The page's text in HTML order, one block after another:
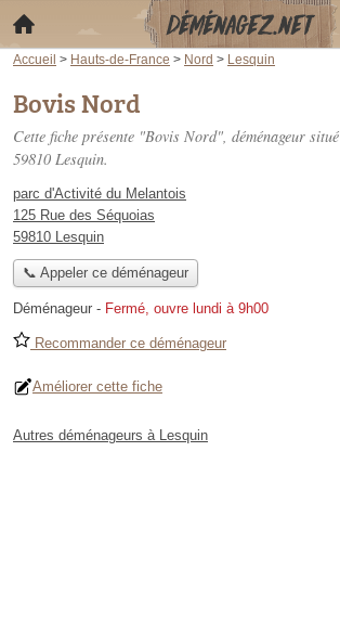
Accueil > Hauts-de-France > Nord > Lesquin
Bovis Nord
Cette fiche présente "Bovis Nord", déménageur situé
59810 Lesquin.
parc d'Activité du Melantois
125 Rue des Séquoias
59810 Lesquin
📞 Appeler ce déménageur
Déménageur - Fermé, ouvre lundi à 9h00
Recommander ce déménageur
Améliorer cette fiche
Autres déménageurs à Lesquin